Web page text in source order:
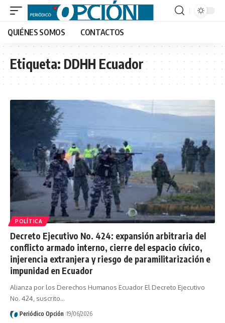
QUIÉNES SOMOS CONTACTOS
Etiqueta:DDHH Ecuador
POLÍTICA
Decreto Ejecutivo No. 424: expansión arbitraria del
conflicto armado interno, cierre del espacio cívico,
injerencia extranjera y riesgo de paramilitarización e
impunidad en Ecuador
Alianza por los Derechos Humanos Ecuador El Decreto Ejecutivo
No. 424, suscrito…
Periódico Opción 19/06/2026